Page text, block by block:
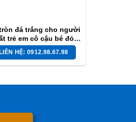
đá trắng cho người
trẻ em cô cậu bé đỏ
MDT 13
LIÊN HỆ: 0912.98.67.98